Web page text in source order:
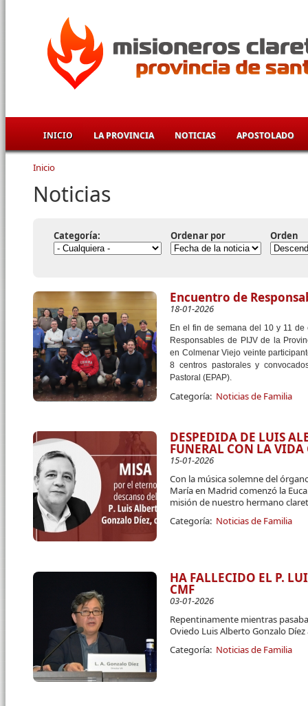
INICIO LA PROVINCIA NOTICIAS APOSTOLADO
Se encuentra usted aquí
Inicio
Noticias
Categoría: Ordenar por Orden
Encuentro de
18-01-2026
En el fin de semana del 10 y 11
Responsables de PIJV de la
en Colmenar Viejo veinte
8 centros pastorales y
Pastoral (EPAP).
Categoría: Noticias de Familia
DESPEDIDA DE LUIS
FUNERAL CON LA VIDA
15-01-2026
Con la música solemne del
María en Madrid comenzó la
misión de nuestro hermano
Categoría: Noticias de Familia
HA FALLECIDO EL P.
CMF
03-01-2026
Repentinamente mientras
Oviedo Luis Alberto Gonzalo
Categoría: Noticias de Familia